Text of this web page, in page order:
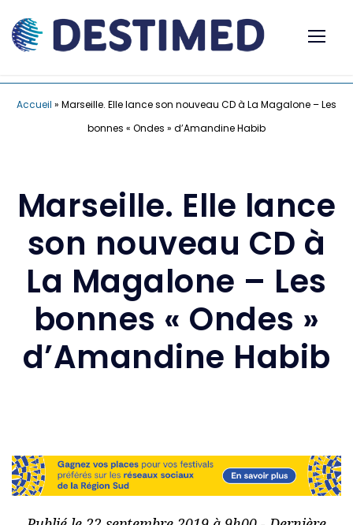
Accueil » Marseille. Elle lance son nouveau CD à La Magalone – Les
bonnes « Ondes » d’Amandine Habib
Marseille. Elle lance
son nouveau CD à
La Magalone – Les
bonnes « Ondes »
d’Amandine Habib